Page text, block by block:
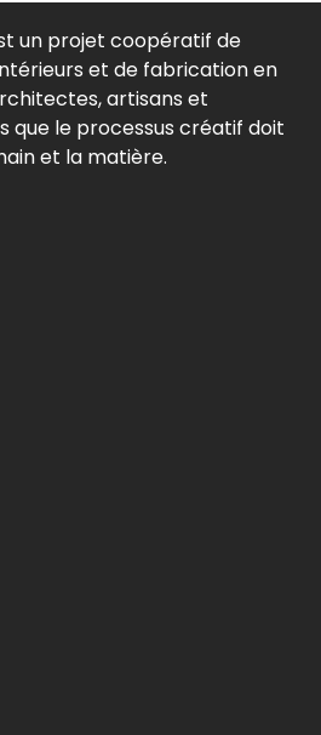
un projet coopératif de
et de fabrication en
artisans et
que le processus créatif doit
et la matière.